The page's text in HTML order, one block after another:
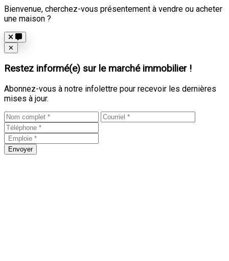
Bienvenue, cherchez-vous présentement à vendre ou acheter
une maison ?
Close
✕
Restez informé(e) sur le marché immobilier !
Abonnez-vous à notre infolettre pour recevoir les dernières
mises à jour.
Envoyer